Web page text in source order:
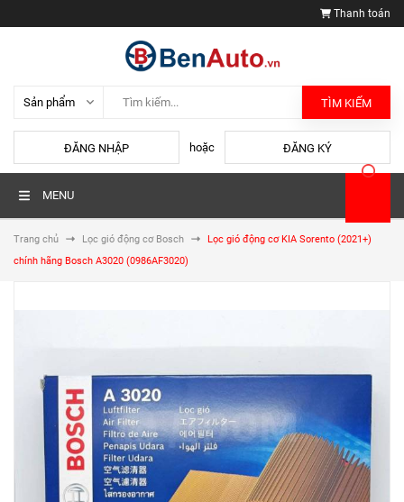
Thanh toán
TÌM KIẾM
ĐĂNG NHẬP hoặc ĐĂNG KÝ
MENU
Trang chủ Lọc gió động cơ Bosch
Lọc gió động cơ KIA Sorento (2021+)
chính hãng Bosch A3020 (0986AF3020)